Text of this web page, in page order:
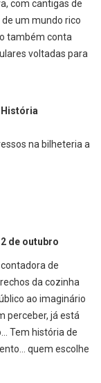
com cantigas de
um mundo rico
também conta
voltadas para
História
na bilheteria a
de outubro
contadora de
da cozinha
ao imaginário
perceber, já está
Tem história de
quem escolhe